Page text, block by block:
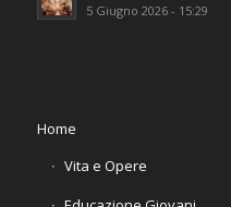
5 Giugno 2026 - 15:29
Home
Vita e Opere